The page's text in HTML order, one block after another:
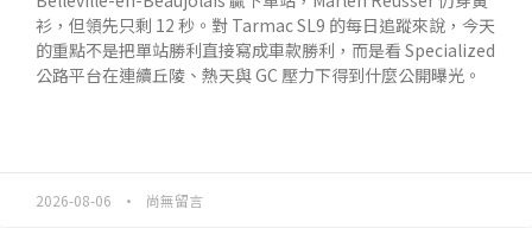
衫，但領先只剩 12 秒。對 Tarmac SL9 的每日追蹤來說，今天
的重點不是把單站勝利直接寫成車款勝利，而是看 Specialized
公路平台在連續丘陵、熱天與 GC 壓力下得到什麼公開曝光。
2026-08-06 尚無留言